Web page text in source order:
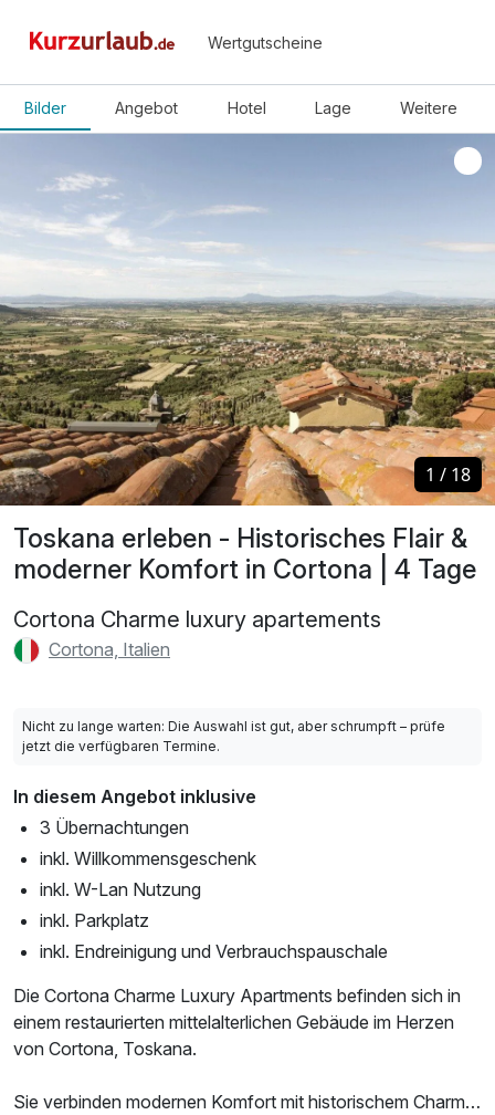
Wertgutscheine
Bilder Angebot Hotel Lage Weitere
Toskana erleben - Historisches Flair &
moderner Komfort in Cortona | 4 Tage
Cortona Charme luxury apartements
Cortona, Italien
1 / 18
1 / 18
Nicht zu lange warten: Die Auswahl ist gut, aber schrumpft – prüfe
jetzt die verfügbaren Termine.
In diesem Angebot inklusive
3 Übernachtungen
inkl. Willkommensgeschenk
inkl. W-Lan Nutzung
inkl. Parkplatz
inkl. Endreinigung und Verbrauchspauschale
Die Cortona Charme Luxury Apartments befinden sich in
einem restaurierten mittelalterlichen Gebäude im Herzen
von Cortona, Toskana.
Sie verbinden modernen Komfort mit historischem Charme